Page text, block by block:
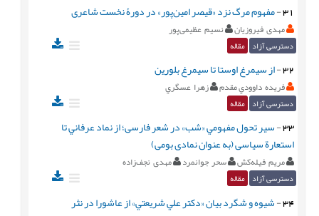
31
-مفهوم مرگ نزد «قیصر امین‌پور» در دورۀ نخست شاعری
مهدی فیروزیان نسیم عظیمی‌پور
دسترسی آزاد مقاله
32
-از سيمرغ اوستا تا سيمرغ بلورين
فريده داوودي مقدم زهرا عسگري
دسترسی آزاد مقاله
33
-سير تحول مفهومي «شب» در شعر فارسی؛ از نماد عرفاني تا
استعارة سیاسی (به عنوان نمادی بومی)
مريم فيله‌كش سحر جوانمرد مهدی نجف‌زاده
دسترسی آزاد مقاله
34
-شيوه و شگرد بيان «دکتر علي شريعتي» از عاشورا در نثر